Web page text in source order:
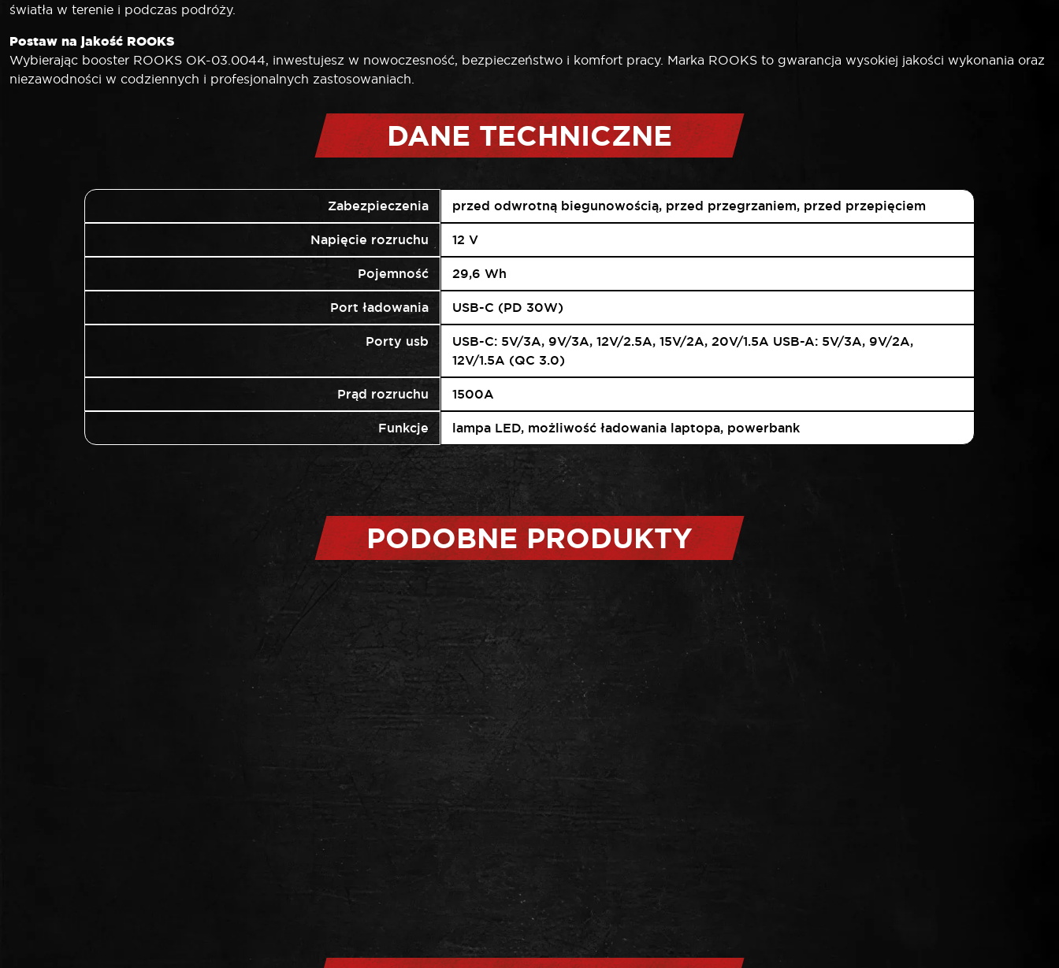
światła w terenie i podczas podróży.
Postaw na jakość ROOKS
Wybierając booster ROOKS OK-03.0044, inwestujesz w nowoczesność, bezpieczeństwo i komfort pracy. Marka ROOKS to gwarancja wysokiej jakości wykonania oraz
niezawodności w codziennych i profesjonalnych zastosowaniach.
DANE TECHNICZNE
Zabezpieczenia przed odwrotną biegunowością, przed przegrzaniem, przed przepięciem
Napięcie rozruchu 12 V
Pojemność 29,6 Wh
Port ładowania USB-C (PD 30W)
Porty usb
USB-C: 5V/3A, 9V/3A, 12V/2.5A, 15V/2A, 20V/1.5A USB-A: 5V/3A, 9V/2A,
12V/1.5A (QC 3.0)
Prąd rozruchu 1500A
Funkcje lampa LED, możliwość ładowania laptopa, powerbank
PODOBNE PRODUKTY